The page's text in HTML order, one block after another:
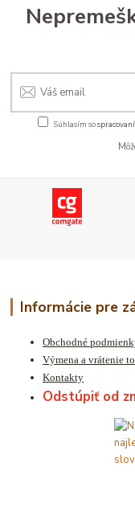
Súhlasím so
Informácie pre
Obchodné
Výmena a vrátenie
Kontakty
Odstúpiť od